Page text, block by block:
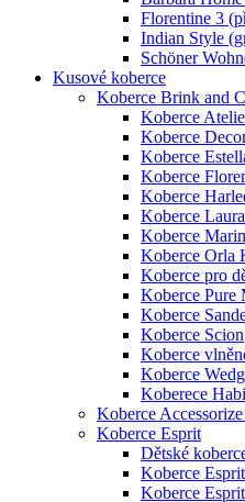
Florentine 3
Indian Style
Schöner
Kusové koberce
Koberce Brink and
Koberce
Koberce
Koberce
Koberce
Koberce
Koberce
Koberce
Koberce Orla
Koberce pro
Koberce Pure
Koberce
Koberce Scion
Koberce
Koberce
Koberece
Koberce
Koberce Esprit
Dětské
Koberce
Koberce